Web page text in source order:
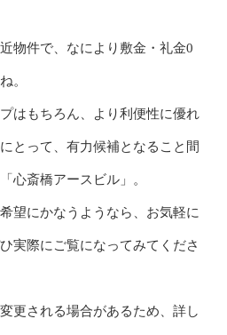
物件で、なにより敷金・礼金0
。
はもちろん、より利便性に優れ
とって、有力候補となること間
心斎橋アースビル」。
望にかなうようなら、お気軽に
実際にご覧になってみてくださ
更される場合があるため、詳し